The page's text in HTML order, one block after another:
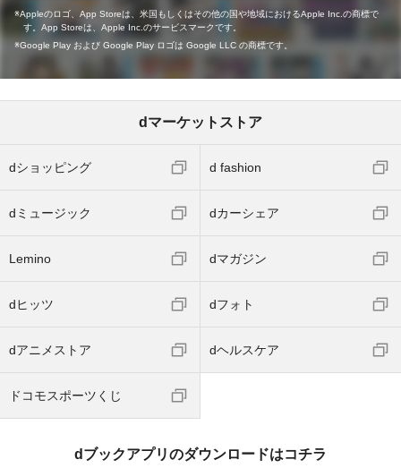
Appleのロゴ、App Storeは、米国もしくはその他の国や地域におけるApple Inc.の商標で
す。App Storeは、Apple Inc.のサービスマークです。
Google Play および Google Play ロゴは Google LLC の商標です。
dマーケットストア
dショッピング d fashion
dミュージック dカーシェア
Lemino dマガジン
dヒッツ dフォト
dアニメストア dヘルスケア
ドコモスポーツくじ
dブックアプリのダウンロードはコチラ